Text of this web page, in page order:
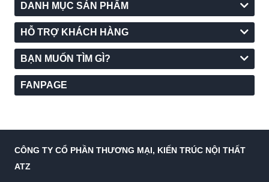
DANH MỤC SẢN PHẨM
HỖ TRỢ KHÁCH HÀNG
BẠN MUỐN TÌM GÌ?
FANPAGE
CÔNG TY CỔ PHẦN THƯƠNG MẠI, KIẾN TRÚC NỘI THẤT
ATZ